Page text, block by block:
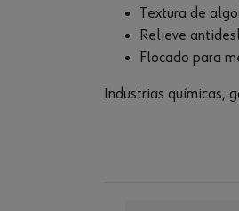
Textura de
Relieve
Flocado para
Industrias químicas,